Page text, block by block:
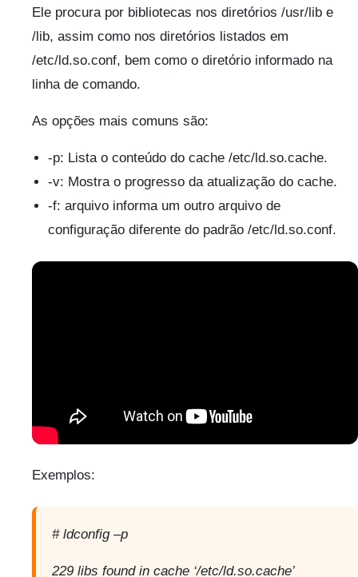
Ele procura por bibliotecas nos diretórios /usr/lib e
/lib, assim como nos diretórios listados em
/etc/ld.so.conf, bem como o diretório informado na
linha de comando.
As opções mais comuns são:
-p: Lista o conteúdo do cache /etc/ld.so.cache.
-v: Mostra o progresso da atualização do cache.
-f: arquivo informa um outro arquivo de
configuração diferente do padrão /etc/ld.so.conf.
Exemplos:
# ldconfig –p
229 libs found in cache ‘/etc/ld.so.cache’